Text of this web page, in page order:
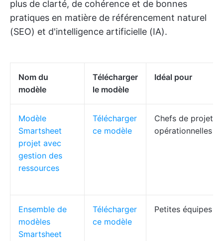
plus de clarté, de cohérence et de bonnes
pratiques en matière de référencement naturel
(SEO) et d'intelligence artificielle (IA).
Nom du
modèle
Télécharger
le modèle
Idéal pour
Modèle
Smartsheet
projet avec
gestion des
ressources
Télécharger
ce modèle
Chefs de projet,
opérationnelles
Ensemble de
modèles
Smartsheet
Télécharger
ce modèle
Petites équipes